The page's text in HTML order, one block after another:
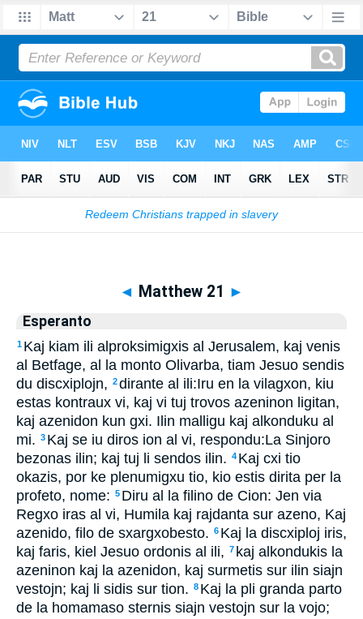
Biblia>Esperanto> Matthew 21
◄ Matthew 21 ►
Esperanto
1 Kaj kiam ili alproksimigxis al Jerusalem, kaj venis
al Betfage, al la monto Olivarba, tiam Jesuo sendis
du discxiplojn, 2dirante al ili:Iru en la vilagxon, kiu
estas kontraux vi, kaj vi tuj trovos azeninon ligitan,
kaj azenidon kun gxi. Ilin malligu kaj alkonduku al
mi. 3 Kaj se iu diros ion al vi, respondu:La Sinjoro
bezonas ilin; kaj tuj li sendos ilin. 4 Kaj cxi tio
okazis, por ke plenumigxu tio, kio estis dirita per la
profeto, nome: 5 Diru al la filino de Cion: Jen via
Regxo iras al vi, Humila kaj rajdanta sur azeno, Kaj
azenido, filo de sxargxobesto. 6 Kaj la discxiploj iris,
kaj faris, kiel Jesuo ordonis al ili, 7 kaj alkondukis la
azeninon kaj la azenidon, kaj surmetis sur ilin siajn
vestojn; kaj li sidis sur tion. 8 Kaj la pli granda parto
de la homamaso sternis siajn vestojn sur la vojo;